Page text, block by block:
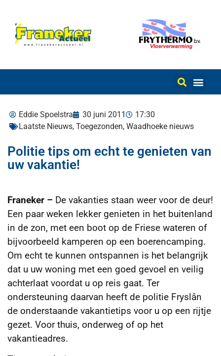
Eddie Spoelstra 30 juni 2011
17:30
Laatste Nieuws, Toegezonden, Waadhoeke nieuws
Politie tips om echt te genieten van
uw vakantie!
Franeker – De vakanties staan weer voor de deur!
Een paar weken lekker genieten in het buitenland
in de zon, met een boot op de Friese wateren of
bijvoorbeeld kamperen op een boerencamping.
Om echt te kunnen ontspannen is het belangrijk
dat u uw woning met een goed gevoel en veilig
achterlaat voordat u op reis gaat. Ter
ondersteuning daarvan heeft de politie Fryslân
de onderstaande vakantietips voor u op een rijtje
gezet. Voor thuis, onderweg of op het
vakantieadres.